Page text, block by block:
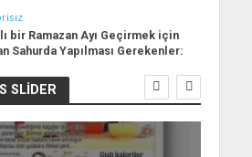
bir Ramazan Ayı Geçirmek için
Sahurda Yapılması Gerekenler:
SLIDER